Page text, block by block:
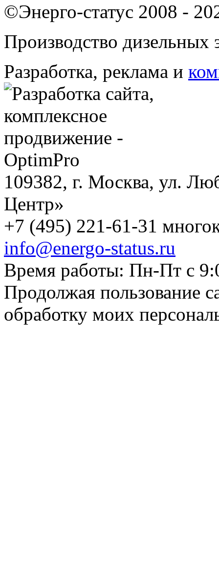
©Энерго-статус 2008 -
Производство дизельных
Разработка, реклама и
109382, г. Москва, ул.
Центр»
+7 (495) 221-61-31
info@energo-status.ru
Время работы: Пн-Пт с
Продолжая пользование
обработку моих